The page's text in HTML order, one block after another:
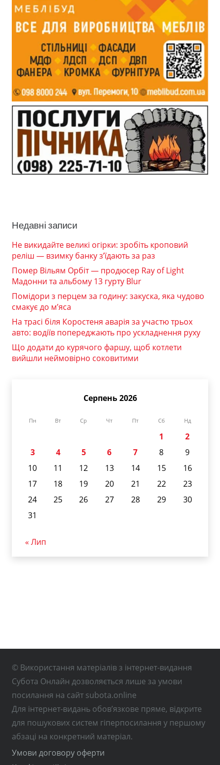
Недавні записи
Не викидайте великі огірки: зробіть кроповий
реліш — взимку банку з’їдають за раз
Помер Вільям Орбіт — продюсер Ray of Light
Мадонни та альбому 13 гурту Blur
Помідори з перцем за годину: закуска, яка чудово
смакує до м’яса
На трасі біля Коростеня аварія за участю трьох
авто: водіїв попереджають про ускладнення руху
Що додати до курячого фаршу, щоб котлети
вийшли неймовірно соковитими
Серпень 2026
Пн Вт Ср Чт Пт Сб Нд
1
2
3
4 5 6 7 8
9
10
11 12 13 14 15
16
17
18 19 20 21 22
23
24
25 26 27 28 29
30
31
« Лип
© Використання матеріалів з інтернет-видання
Субота Онлайн дозволяється лише за умови
посилання на сайт subota.online
Для інтернет-видань обов’язкове пряме, відкрите
для пошукових систем гіперпосилання у першому
абзаці на конкретний матеріал.
Умови договору оферти